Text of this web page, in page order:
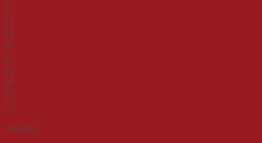
12
13
14
15
16
17
18
19
20
21
22
23
9:00 AM -